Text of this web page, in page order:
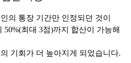
의 통장 기간만 인정되던 것이
50%(최대 3점)까지 합산이 가능해
기회가 더 높아지게 되었습니다.